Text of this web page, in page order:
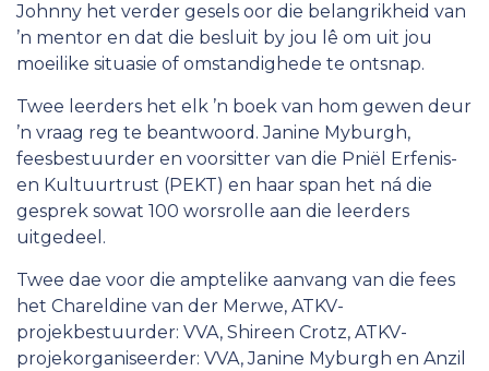
Johnny het verder gesels oor die belangrikheid van
’n mentor en dat die besluit by jou lê om uit jou
moeilike situasie of omstandighede te ontsnap.
Twee leerders het elk ’n boek van hom gewen deur
’n vraag reg te beantwoord. Janine Myburgh,
feesbestuurder en voorsitter van die Pniël Erfenis-
en Kultuurtrust (PEKT) en haar span het ná die
gesprek sowat 100 worsrolle aan die leerders
uitgedeel.
Twee dae voor die amptelike aanvang van die fees
het Chareldine van der Merwe, ATKV-
projekbestuurder: VVA, Shireen Crotz, ATKV-
projekorganiseerder: VVA, Janine Myburgh en Anzil